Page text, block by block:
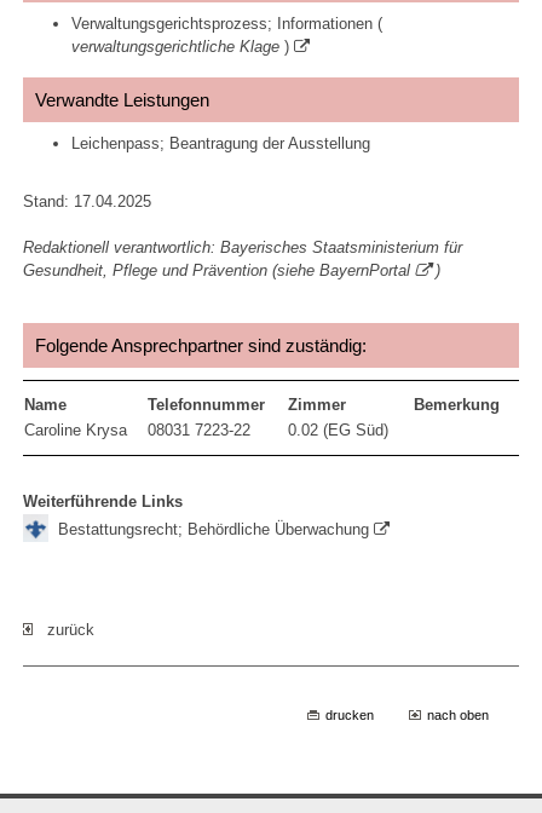
Verwaltungsgerichtsprozess; Informationen (
verwaltungsgerichtliche Klage )
Verwandte Leistungen
Leichenpass; Beantragung der Ausstellung
Stand: 17.04.2025
Redaktionell verantwortlich: Bayerisches Staatsministerium für
Gesundheit, Pflege und Prävention (sieheBayernPortal )
Folgende Ansprechpartner sind zuständig:
Name Telefonnummer Zimmer
Bemerkung
Caroline Krysa
08031 7223-22 0.02 (EG Süd)
Weiterführende Links
Bestattungsrecht; Behördliche Überwachung
zurück
drucken nach oben